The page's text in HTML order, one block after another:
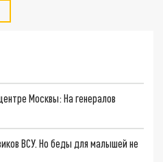
Москвы: На генералов
ВСУ. Но беды для малышей не